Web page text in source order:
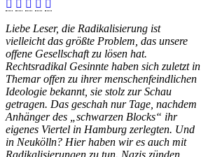
Liebe Leser, die Radikalisierung ist
vielleicht das größte Problem, das unsere
offene Gesellschaft zu lösen hat.
Rechtsradikal Gesinnte haben sich zuletzt in
Themar offen zu ihrer menschenfeindlichen
Ideologie bekannt, sie stolz zur Schau
getragen. Das geschah nur Tage, nachdem
Anhänger des „schwarzen Blocks“ ihr
eigenes Viertel in Hamburg zerlegten. Und
in Neukölln? Hier haben wir es auch mit
Radikalisierungen zu tun. Nazis zünden